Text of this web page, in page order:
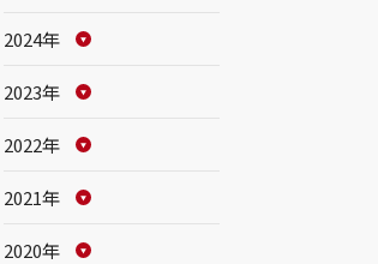
2024年
2023年
2022年
2021年
2020年